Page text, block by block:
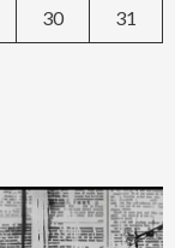
30 31